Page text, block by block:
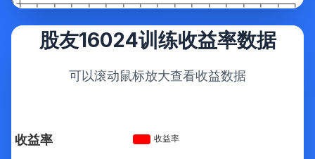
股友16024训练收益率数据
可以滚动鼠标放大查看收益数据